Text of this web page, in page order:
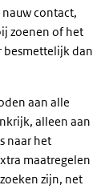
contact,
zoenen of het
besmettelijk dan
aan alle
alleen aan
naar het
maatregelen
zijn, net